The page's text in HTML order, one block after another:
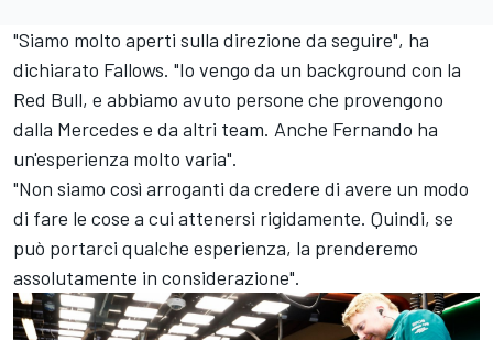
"Siamo molto aperti sulla direzione da seguire", ha
dichiarato Fallows. "Io vengo da un background con la
Red Bull, e abbiamo avuto persone che provengono
dalla Mercedes e da altri team. Anche Fernando ha
un'esperienza molto varia".
"Non siamo così arroganti da credere di avere un modo
di fare le cose a cui attenersi rigidamente. Quindi, se
può portarci qualche esperienza, la prenderemo
assolutamente in considerazione".